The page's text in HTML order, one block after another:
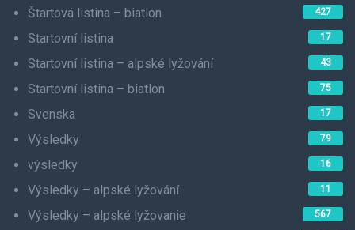
Štartová listina – biatlon 427
Startovní listina 17
Startovní listina – alpské lyžování 43
Startovní listina – biatlon 75
Svenska 17
Výsledky 79
výsledky 16
Výsledky – alpské lyžování 11
Výsledky – alpské lyžovanie 567